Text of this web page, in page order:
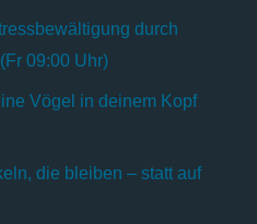
durch
09:00 Uhr)
Vögel in deinem Kopf
die bleiben – statt auf